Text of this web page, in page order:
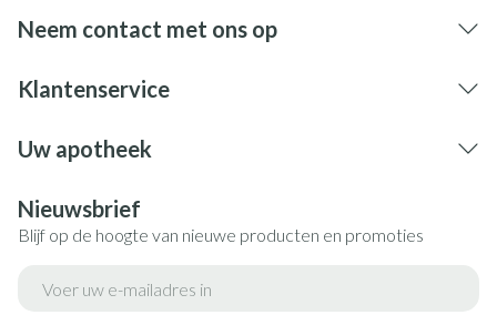
Neem contact met ons op
Klantenservice
Uw apotheek
Nieuwsbrief
Blijf op de hoogte van nieuwe producten en promoties